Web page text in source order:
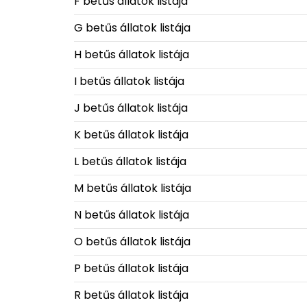
G betűs állatok listája
H betűs állatok listája
I betűs állatok listája
J betűs állatok listája
K betűs állatok listája
L betűs állatok listája
M betűs állatok listája
N betűs állatok listája
O betűs állatok listája
P betűs állatok listája
R betűs állatok listája